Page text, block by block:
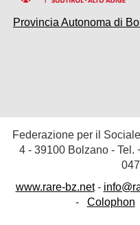
Provincia Autonoma di
Federazione per il
4 - 39100 Bolzano - Tel.
www.rare-bz.net-
- Colophon